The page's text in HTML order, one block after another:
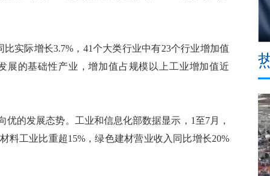
际增长3.7%，41个大类行业中有23个行业增加值
展的基础性产业，增加值占规模以上工业增加值近
的发展态势。工业和信息化部数据显示，1至7月，
料工业比重超15%，绿色建材营业收入同比增长20%